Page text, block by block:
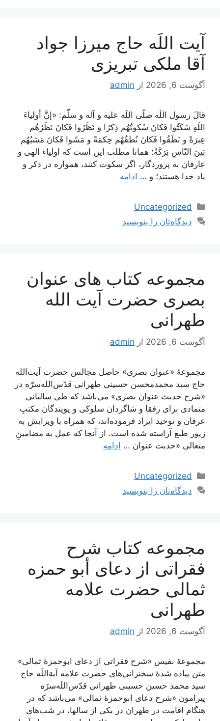
آیت اللَه حاج میرزا جواد
آقا ملکی تبریزی
آگوست 6, 2026 از admin
قالَ رسول اللَه صلّى اللَه عليه و آله و سلّم: «إنَّ أولياءَ
اللَهِ سَكَتُوا فَكانَ سُكوتُهُم ذِكرًا و نَظَرُوا فَكانَ نَظَرُهُم
عِبرَةً و نَطَقُوا فَكانَ نُطقُهُم حِكمَةً و مَشَوا فَكانَ مَشيُهُم
بَينَ النّاسِ بَرَكَةً؛ همانا مطلب اين است كه اولياء الهى و
عارفان به پروردگار، اگر سكوت كنند، همواره در ذكر و
ياد خدا هستند؛ و … ادامه
دسته‌ها
Uncategorized
دیدگاه‌تان را بنویسید
مجموعه کتاب های عنوان
بصری حضرت آیت الله
طهرانی
آگوست 6, 2026 از admin
مجموعۀ «عنوان بصری» حاصل مجالس حضرت آیت‌الله
حاج سید محمدمحسن حسینی طهرانی قدّس‌الله‌سرّه در
«شرح حدیث عنوان بصری» می‌باشد که طی سالیانی
متمادی برای رفقا و شاگردان سلوکی و پویندگان مکتبِ
عرفان و توحید ایراد فرموده‌اند، که همراه با ویرایش به
زیور طبع آراسته شده است. از آنجا که عمل به مضامینِ
متعالی «حدیث عنوان … ادامه
دسته‌ها
Uncategorized
دیدگاه‌تان را بنویسید
مجموعه کتاب شرح
فقراتی از دعای أبو حمزه
ثمالی حضرت علامه
طهرانی
آگوست 6, 2026 از admin
مجموعۀ نفیس «شرح فقراتی از دعای ابوحمزۀ ثمالی»
متن پیاده شدۀ سخنرانی‌های حضرت علامه آیة‌اللَه حاج
سید محمد حسین حسینی طهرانی قدّس‌اللَه‌سرّه
پیرامون «شرح دعای ابوحمزۀ ثمالی» می‌باشد که در
هنگام اقامت در طهران در یکی از سالها، در شب‌های